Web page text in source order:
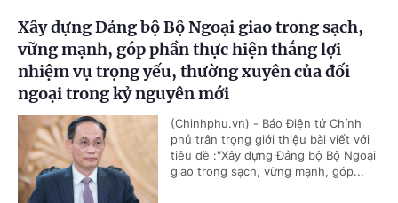
Xây dựng Đảng bộ Bộ Ngoại giao trong sạch,
vững mạnh, góp phần thực hiện thắng lợi
nhiệm vụ trọng yếu, thường xuyên của đối
ngoại trong kỷ nguyên mới
(Chinhphu.vn) - Báo Điện tử Chính
phủ trân trọng giới thiệu bài viết với
tiêu đề :"Xây dựng Đảng bộ Bộ Ngoại
giao trong sạch, vững mạnh, góp...